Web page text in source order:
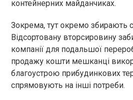
контейнерних майданчиках.
Зокрема, тут окремо збирають
Відсортовану вторсировину
компанії для подальшої
продажу кошти мешканці
благоустрою прибудинкових
спрямовують на інші потреби.